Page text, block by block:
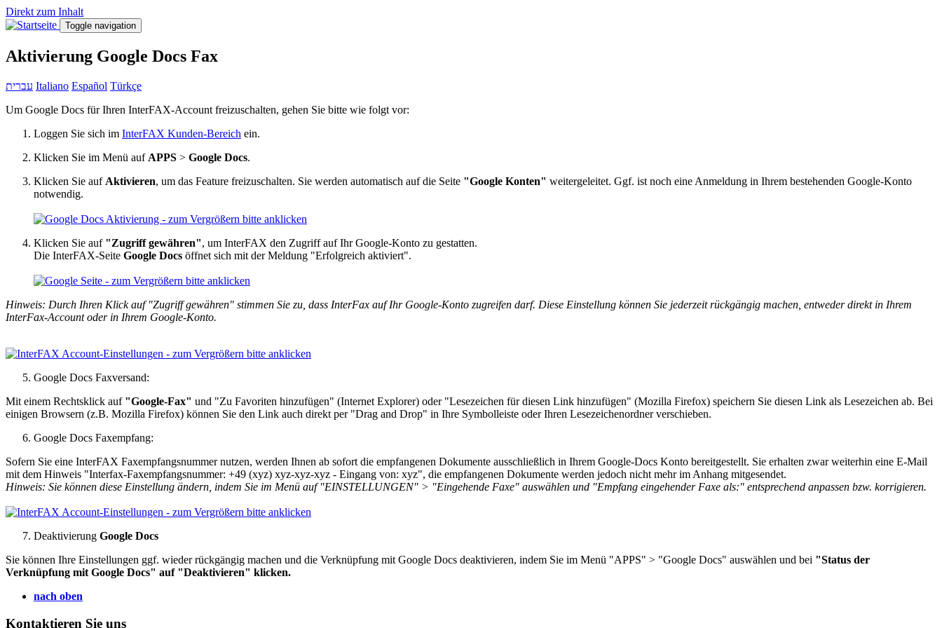
Direkt zum Inhalt
Toggle navigation
Aktivierung Google Docs Fax
עברית Italiano Español Türkçe
Um Google Docs für Ihren InterFAX-Account freizuschalten, gehen Sie bitte wie folgt vor:
Loggen Sie sich im InterFAX Kunden-Bereich ein.
Klicken Sie im Menü auf APPS > Google Docs.
Klicken Sie auf Aktivieren, um das Feature freizuschalten. Sie werden automatisch auf die Seite "Google Konten" weitergeleitet. Ggf. ist noch eine Anmeldung in Ihrem bestehenden Google-Konto
notwendig.
Klicken Sie auf "Zugriff gewähren", um InterFAX den Zugriff auf Ihr Google-Konto zu gestatten.
Die InterFAX-Seite Google Docs öffnet sich mit der Meldung "Erfolgreich aktiviert".
Hinweis: Durch Ihren Klick auf "Zugriff gewähren" stimmen Sie zu, dass InterFax auf Ihr Google-Konto zugreifen darf. Diese Einstellung können Sie jederzeit rückgängig machen, entweder direkt in Ihrem
InterFax-Account oder in Ihrem Google-Konto.
Google Docs Faxversand:
Mit einem Rechtsklick auf "Google-Fax" und "Zu Favoriten hinzufügen" (Internet Explorer) oder "Lesezeichen für diesen Link hinzufügen" (Mozilla Firefox) speichern Sie diesen Link als Lesezeichen ab. Bei
einigen Browsern (z.B. Mozilla Firefox) können Sie den Link auch direkt per "Drag and Drop" in Ihre Symbolleiste oder Ihren Lesezeichenordner verschieben.
Google Docs Faxempfang:
Sofern Sie eine InterFAX Faxempfangsnummer nutzen, werden Ihnen ab sofort die empfangenen Dokumente ausschließlich in Ihrem Google-Docs Konto bereitgestellt. Sie erhalten zwar weiterhin eine E-Mail
mit dem Hinweis "Interfax-Faxempfangsnummer: +49 (xyz) xyz-xyz-xyz - Eingang von: xyz", die empfangenen Dokumente werden jedoch nicht mehr im Anhang mitgesendet.
Hinweis: Sie können diese Einstellung ändern, indem Sie im Menü auf "EINSTELLUNGEN" > "Eingehende Faxe" auswählen und "Empfang eingehender Faxe als:" entsprechend anpassen bzw. korrigieren.
Deaktivierung Google Docs
Sie können Ihre Einstellungen ggf. wieder rückgängig machen und die Verknüpfung mit Google Docs deaktivieren, indem Sie im Menü "APPS" > "Google Docs" auswählen und bei "Status der
Verknüpfung mit Google Docs" auf "Deaktivieren" klicken.
nach oben
Kontaktieren Sie uns